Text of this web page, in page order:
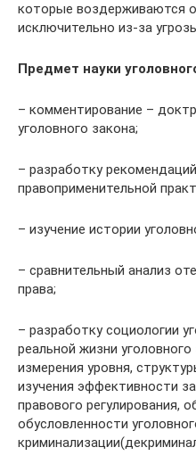
которые воздерживаются
исключительно из-за
Предмет науки
– комментирование –
уголовного закона;
– разработку
правоприменительной
– изучение истории
– сравнительный анализ
права;
– разработку социологии
реальной жизни
измерения уровня,
изучения эффективности
правового регулирования,
обусловленности